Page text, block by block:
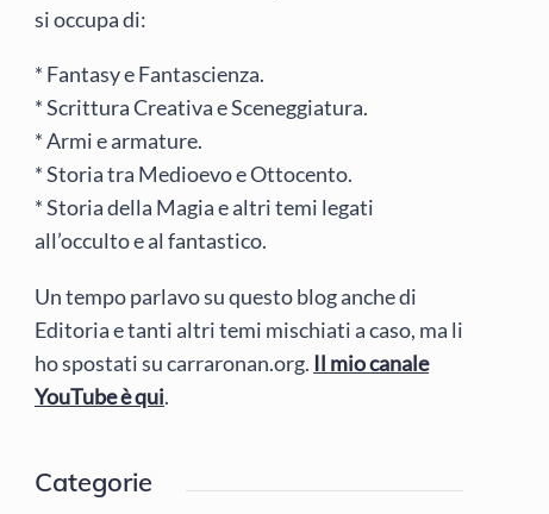
si occupa di:
* Fantasy e Fantascienza.
* Scrittura Creativa e Sceneggiatura.
* Armi e armature.
* Storia tra Medioevo e Ottocento.
* Storia della Magia e altri temi legati
all’occulto e al fantastico.
Un tempo parlavo su questo blog anche di
Editoria e tanti altri temi mischiati a caso, ma li
ho spostati su carraronan.org. Il mio canale
YouTube è qui.
Categorie